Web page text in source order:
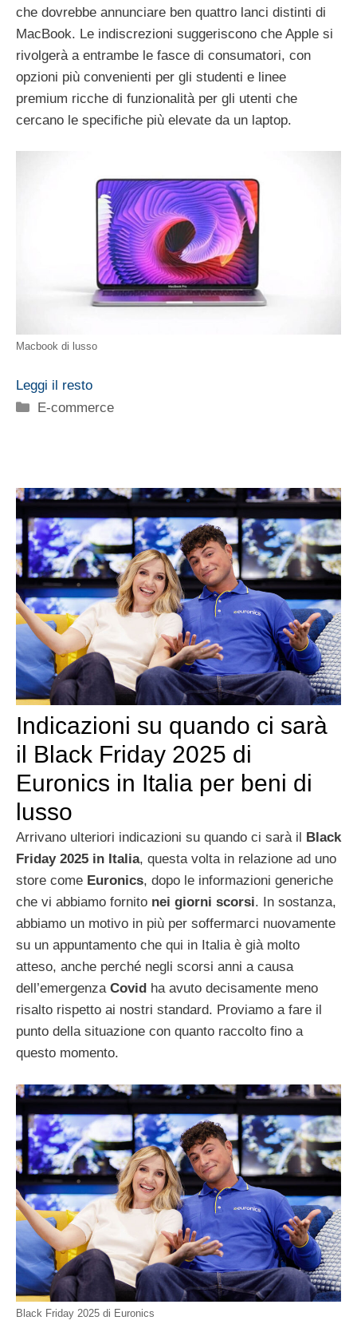
che dovrebbe annunciare ben quattro lanci distinti di
MacBook. Le indiscrezioni suggeriscono che Apple si
rivolgerà a entrambe le fasce di consumatori, con
opzioni più convenienti per gli studenti e linee
premium ricche di funzionalità per gli utenti che
cercano le specifiche più elevate da un laptop.
Macbook di lusso
Leggi il resto
Categorie
E-commerce
Indicazioni su quando ci sarà
il Black Friday 2025 di
Euronics in Italia per beni di
lusso
Arrivano ulteriori indicazioni su quando ci sarà il
Black
Friday 2025 in Italia, questa volta in relazione ad uno
store come Euronics, dopo le informazioni generiche
che vi abbiamo fornito nei giorni scorsi. In sostanza,
abbiamo un motivo in più per soffermarci nuovamente
su un appuntamento che qui in Italia è già molto
atteso, anche perché negli scorsi anni a causa
dell’emergenza Covid ha avuto decisamente meno
risalto rispetto ai nostri standard. Proviamo a fare il
punto della situazione con quanto raccolto fino a
questo momento.
Black Friday 2025 di Euronics